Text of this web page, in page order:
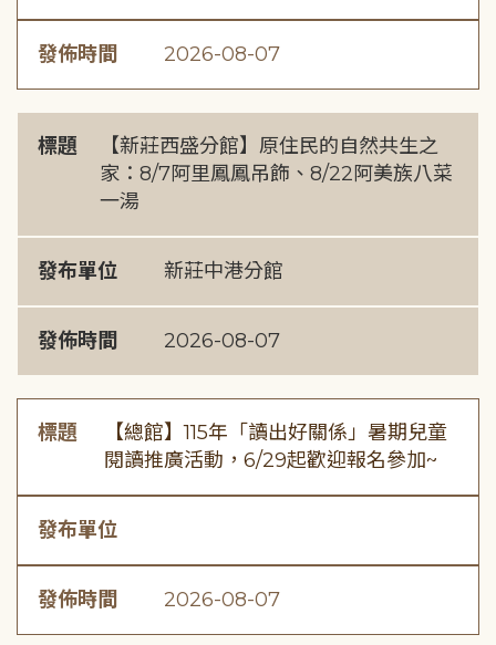
發佈時間 2026-08-07
標題
【新莊西盛分館】原住民的自然共生之
家：8/7阿里鳳鳳吊飾、8/22阿美族八菜
一湯
發布單位 新莊中港分館
發佈時間 2026-08-07
標題
【總館】115年「讀出好關係」暑期兒童
閱讀推廣活動，6/29起歡迎報名參加~
發布單位
發佈時間 2026-08-07